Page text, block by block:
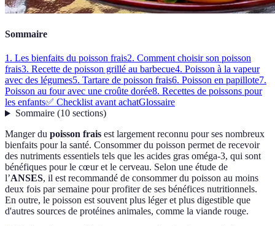
Sommaire
1. Les bienfaits du poisson frais2. Comment choisir son poisson
frais3. Recette de poisson grillé au barbecue4. Poisson à la vapeur
avec des légumes5. Tartare de poisson frais6. Poisson en papillote7.
Poisson au four avec une croûte dorée8. Recettes de poissons pour
les enfants✅ Checklist avant achatGlossaire
Sommaire(10 sections)
Manger du poisson frais est largement reconnu pour ses nombreux
bienfaits pour la santé. Consommer du poisson permet de recevoir
des nutriments essentiels tels que les acides gras oméga-3, qui sont
bénéfiques pour le cœur et le cerveau. Selon une étude de
l’ANSES, il est recommandé de consommer du poisson au moins
deux fois par semaine pour profiter de ses bénéfices nutritionnels.
En outre, le poisson est souvent plus léger et plus digestible que
d'autres sources de protéines animales, comme la viande rouge.